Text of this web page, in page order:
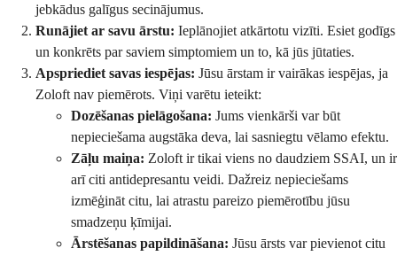
jebkādus galīgus secinājumus.
Runājiet ar savu ārstu: Ieplānojiet atkārtotu vizīti. Esiet godīgs
un konkrēts par saviem simptomiem un to, kā jūs jūtaties.
Apspriediet savas iespējas: Jūsu ārstam ir vairākas iespējas, ja
Zoloft nav piemērots. Viņi varētu ieteikt:
Dozēšanas pielāgošana: Jums vienkārši var būt
nepieciešama augstāka deva, lai sasniegtu vēlamo efektu.
Zāļu maiņa: Zoloft ir tikai viens no daudziem SSAI, un ir
arī citi antidepresantu veidi. Dažreiz nepieciešams
izmēģināt citu, lai atrastu pareizo piemērotību jūsu
smadzeņu ķīmijai.
Ārstēšanas papildināšana: Jūsu ārsts var pievienot citu